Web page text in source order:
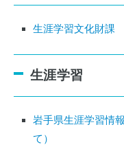
生涯学習文化財課
生涯学習
岩手県生涯学習情
て）